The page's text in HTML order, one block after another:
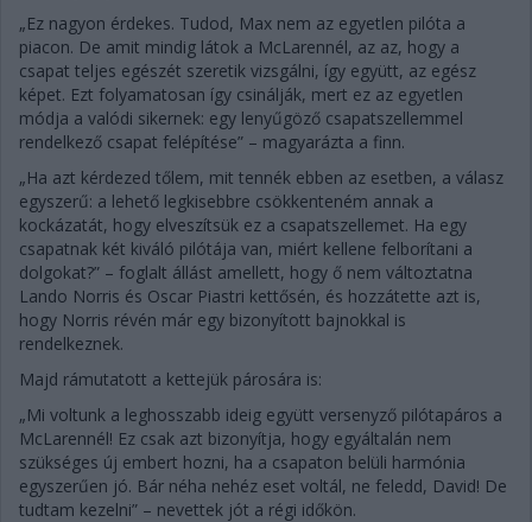
„Ez nagyon érdekes. Tudod, Max nem az egyetlen pilóta a
piacon. De amit mindig látok a McLarennél, az az, hogy a
csapat teljes egészét szeretik vizsgálni, így együtt, az egész
képet. Ezt folyamatosan így csinálják, mert ez az egyetlen
módja a valódi sikernek: egy lenyűgöző csapatszellemmel
rendelkező csapat felépítése” – magyarázta a finn.
„Ha azt kérdezed tőlem, mit tennék ebben az esetben, a válasz
egyszerű: a lehető legkisebbre csökkenteném annak a
kockázatát, hogy elveszítsük ez a csapatszellemet. Ha egy
csapatnak két kiváló pilótája van, miért kellene felborítani a
dolgokat?” – foglalt állást amellett, hogy ő nem változtatna
Lando Norris és Oscar Piastri kettősén, és hozzátette azt is,
hogy Norris révén már egy bizonyított bajnokkal is
rendelkeznek.
Majd rámutatott a kettejük párosára is:
„Mi voltunk a leghosszabb ideig együtt versenyző pilótapáros a
McLarennél! Ez csak azt bizonyítja, hogy egyáltalán nem
szükséges új embert hozni, ha a csapaton belüli harmónia
egyszerűen jó. Bár néha nehéz eset voltál, ne feledd, David! De
tudtam kezelni” – nevettek jót a régi időkön.